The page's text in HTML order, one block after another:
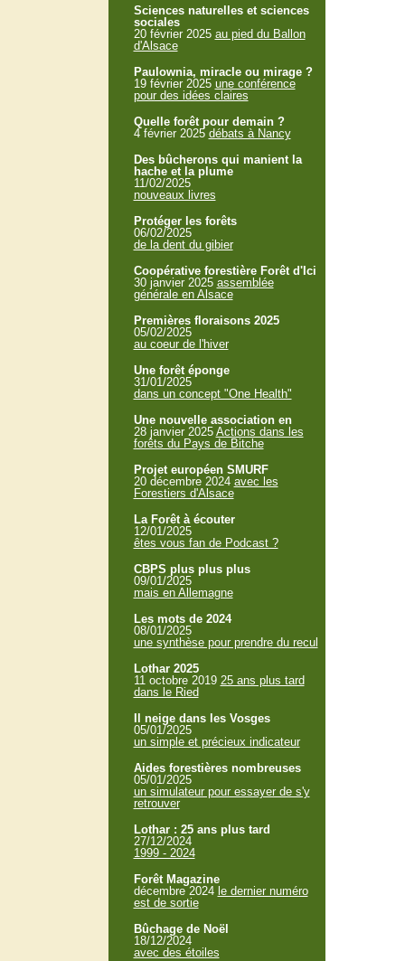
Sciences naturelles et sciences
sociales
20 février 2025 au pied du Ballon
d'Alsace
Paulownia, miracle ou mirage ?
19 février 2025 une conférence
pour des idées claires
Quelle forêt pour demain ?
4 février 2025 débats à Nancy
Des bûcherons qui manient la
hache et la plume
11/02/2025
nouveaux livres
Protéger les forêts
06/02/2025
de la dent du gibier
Coopérative forestière Forêt d'Ici
30 janvier 2025 assemblée
générale en Alsace
Premières floraisons 2025
05/02/2025
au coeur de l'hiver
Une forêt éponge
31/01/2025
dans un concept "One Health"
Une nouvelle association en
28 janvier 2025 Actions dans les
forêts du Pays de Bitche
Projet européen SMURF
20 décembre 2024 avec les
Forestiers d'Alsace
La Forêt à écouter
12/01/2025
êtes vous fan de Podcast ?
CBPS plus plus plus
09/01/2025
mais en Allemagne
Les mots de 2024
08/01/2025
une synthèse pour prendre du recul
Lothar 2025
11 octobre 2019 25 ans plus tard
dans le Ried
Il neige dans les Vosges
05/01/2025
un simple et précieux indicateur
Aides forestières nombreuses
05/01/2025
un simulateur pour essayer de s'y
retrouver
Lothar : 25 ans plus tard
27/12/2024
1999 - 2024
Forêt Magazine
décembre 2024 le dernier numéro
est de sortie
Bûchage de Noël
18/12/2024
avec des étoiles